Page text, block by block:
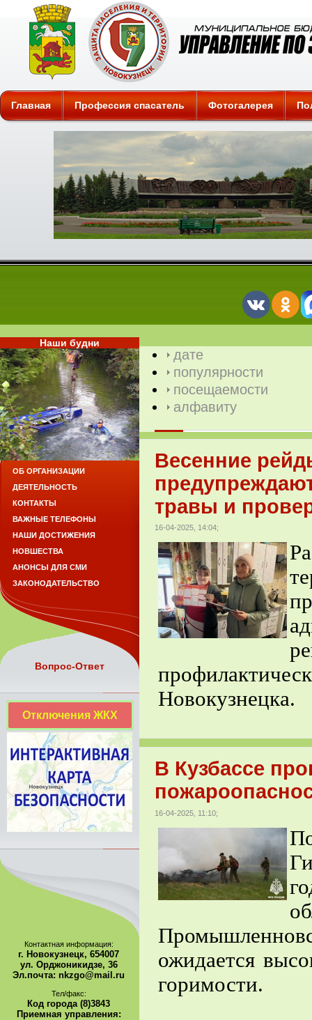
Защита
Главная Профессия спасатель Фотогалерея
дате
популярности
посещаемости
алфавиту
Весенние
травы и
16-04-2025, 14:04;
Новокузнецка.
В Кузбассе
16-04-2025, 11:10;
ожидается
горимости.
Наши будни
ОБ ОРГАНИЗАЦИИ
ДЕЯТЕЛЬНОСТЬ
КОНТАКТЫ
ВАЖНЫЕ ТЕЛЕФОНЫ
НАШИ ДОСТИЖЕНИЯ
НОВШЕСТВА
АНОНСЫ ДЛЯ СМИ
ЗАКОНОДАТЕЛЬСТВО
Вопрос-Ответ
Отключения ЖКХ
Контактная информация:
г. Новокузнецк, 654007
ул. Орджоникидзе, 36
Эл.почта: nkzgo@mail.ru
Тел/факс:
Код города (8)3843
Приемная управления: